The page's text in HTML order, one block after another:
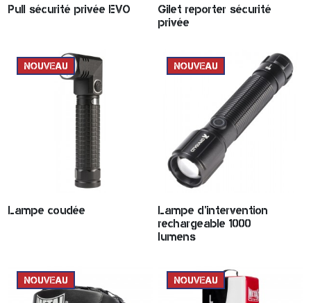
Pull sécurité privée EVO
Gilet reporter sécurité
privée
NOUVEAU
Lampe coudée
NOUVEAU
Lampe d'intervention
rechargeable 1000
lumens
NOUVEAU NOUVEAU